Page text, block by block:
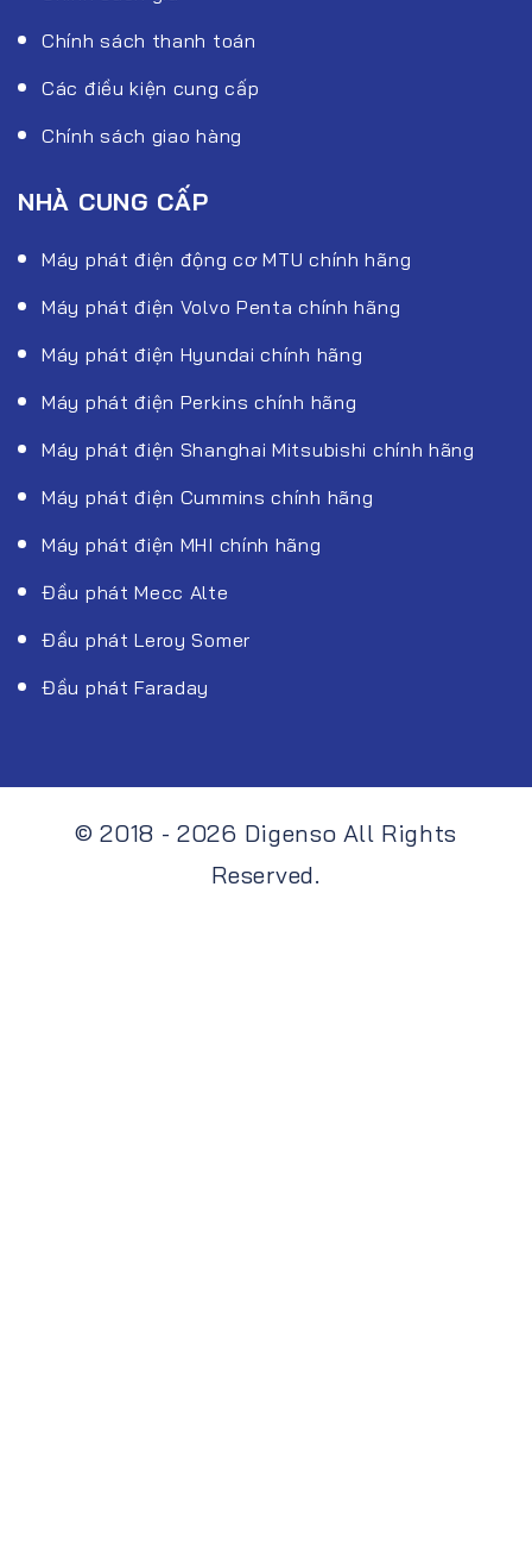
Chính sách thanh toán
Các điều kiện cung cấp
Chính sách giao hàng
NHÀ CUNG CẤP
Máy phát điện động cơ MTU chính hãng
Máy phát điện Volvo Penta chính hãng
Máy phát điện Hyundai chính hãng
Máy phát điện Perkins chính hãng
Máy phát điện Shanghai Mitsubishi chính hãng
Máy phát điện Cummins chính hãng
Máy phát điện MHI chính hãng
Đầu phát Mecc Alte
Đầu phát Leroy Somer
Đầu phát Faraday
© 2018 - 2026 Digenso All Rights
Reserved.